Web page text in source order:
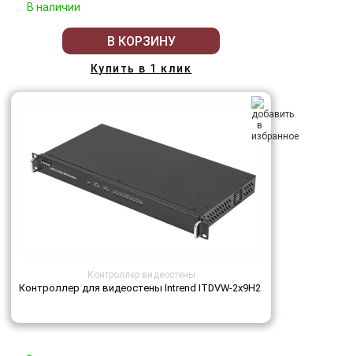
В наличии
В КОРЗИНУ
Купить в 1 клик
Контроллер видеостены
Контроллер для видеостены Intrend ITDVW-2x9H2